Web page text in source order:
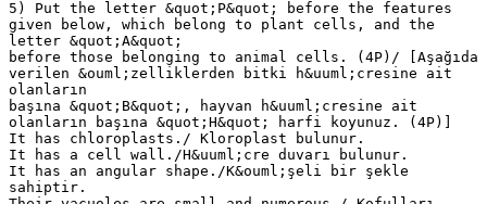
5) Put the letter &quot;P&quot; before the features
given below, which belong to plant cells, and the
letter &quot;A&quot;
before those belonging to animal cells. (4P)/ [Aşağıda
verilen &ouml;zelliklerden bitki h&uuml;cresine ait
olanların
başına &quot;B&quot;, hayvan h&uuml;cresine ait
olanların başına &quot;H&quot; harfi koyunuz. (4P)]
It has chloroplasts./ Kloroplast bulunur.
It has a cell wall./H&uuml;cre duvarı bulunur.
It has an angular shape./K&ouml;şeli bir şekle
sahiptir.